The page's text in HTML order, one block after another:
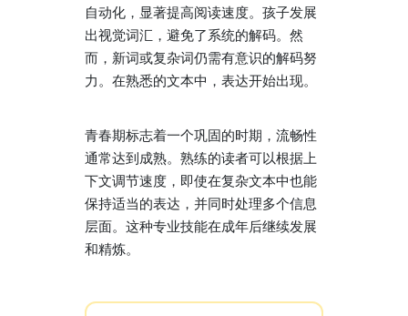
自动化，显著提高阅读速度。孩子发展
出视觉词汇，避免了系统的解码。然
而，新词或复杂词仍需有意识的解码努
力。在熟悉的文本中，表达开始出现。
青春期标志着一个巩固的时期，流畅性
通常达到成熟。熟练的读者可以根据上
下文调节速度，即使在复杂文本中也能
保持适当的表达，并同时处理多个信息
层面。这种专业技能在成年后继续发展
和精炼。